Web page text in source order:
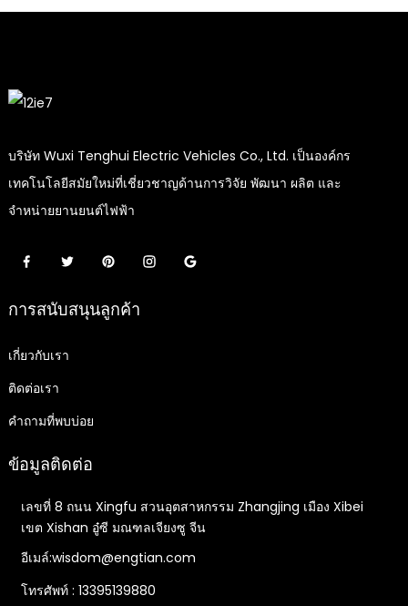
บริษัท Wuxi Tenghui Electric Vehicles Co., Ltd. เป็นองค์กร
เทคโนโลยีสมัยใหม่ที่เชี่ยวชาญด้านการวิจัย พัฒนา ผลิต และ
จำหน่ายยานยนต์ไฟฟ้า
การสนับสนุนลูกค้า
เกี่ยวกับเรา
ติดต่อเรา
คำถามที่พบบ่อย
ข้อมูลติดต่อ
เลขที่ 8 ถนน Xingfu สวนอุตสาหกรรม Zhangjing เมือง Xibei
เขต Xishan อู๋ซี มณฑลเจียงซู จีน
อีเมล์:wisdom@engtian.com
โทรศัพท์ : 13395139880